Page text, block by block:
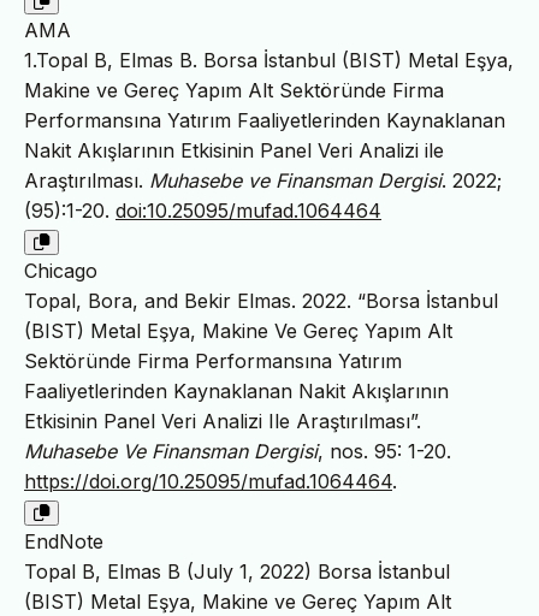
AMA
1.Topal B, Elmas B. Borsa İstanbul (BIST) Metal Eşya,
Makine ve Gereç Yapım Alt Sektöründe Firma
Performansına Yatırım Faaliyetlerinden Kaynaklanan
Nakit Akışlarının Etkisinin Panel Veri Analizi ile
Araştırılması. Muhasebe ve Finansman Dergisi. 2022;
(95):1-20. doi:10.25095/mufad.1064464
Chicago
Topal, Bora, and Bekir Elmas. 2022. “Borsa İstanbul
(BIST) Metal Eşya, Makine Ve Gereç Yapım Alt
Sektöründe Firma Performansına Yatırım
Faaliyetlerinden Kaynaklanan Nakit Akışlarının
Etkisinin Panel Veri Analizi Ile Araştırılması”.
Muhasebe Ve Finansman Dergisi, nos. 95: 1-20.
https://doi.org/10.25095/mufad.1064464.
EndNote
Topal B, Elmas B (July 1, 2022) Borsa İstanbul
(BIST) Metal Eşya, Makine ve Gereç Yapım Alt